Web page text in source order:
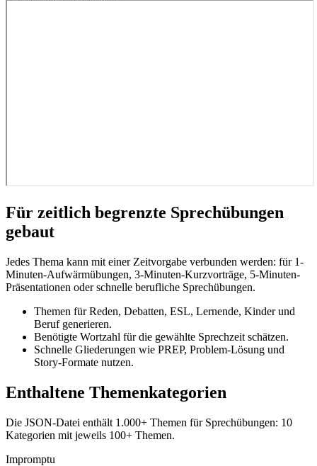
Für zeitlich begrenzte Sprechübungen
gebaut
Jedes Thema kann mit einer Zeitvorgabe verbunden werden: für 1-
Minuten-Aufwärmübungen, 3-Minuten-Kurzvorträge, 5-Minuten-
Präsentationen oder schnelle berufliche Sprechübungen.
Themen für Reden, Debatten, ESL, Lernende, Kinder und
Beruf generieren.
Benötigte Wortzahl für die gewählte Sprechzeit schätzen.
Schnelle Gliederungen wie PREP, Problem-Lösung und
Story-Formate nutzen.
Enthaltene Themenkategorien
Die JSON-Datei enthält 1.000+ Themen für Sprechübungen: 10
Kategorien mit jeweils 100+ Themen.
Impromptu